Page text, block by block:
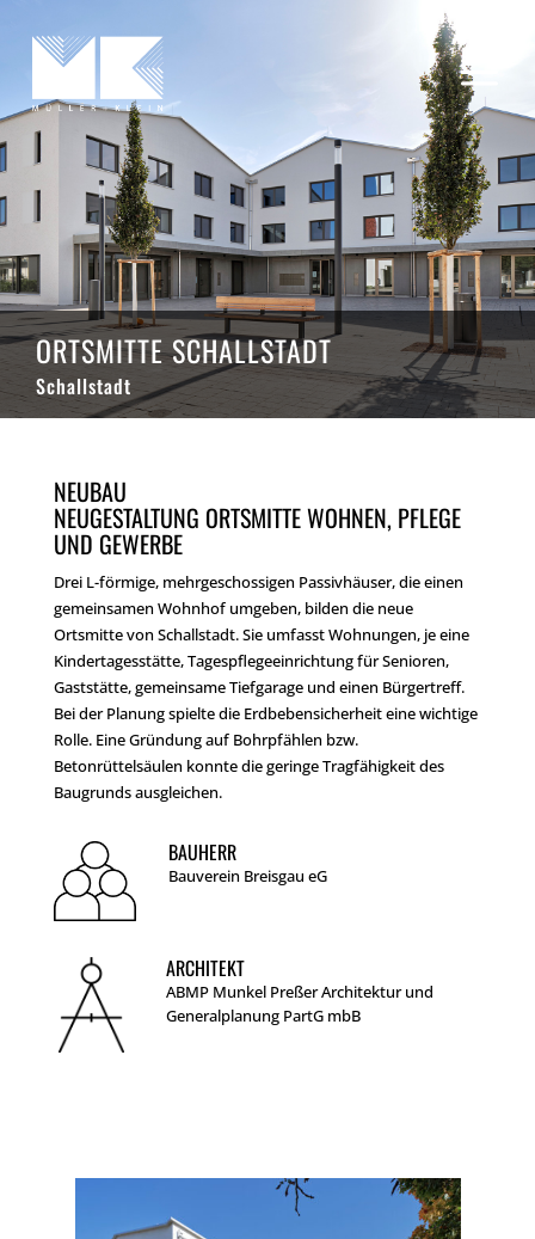
a
ORTSMITTE SCHALLSTADT
Schallstadt
NEUBAU
NEUGESTALTUNG ORTSMITTE WOHNEN, PFLEGE
UND GEWERBE
Drei L-förmige, mehrgeschossigen Passivhäuser, die einen
gemeinsamen Wohnhof umgeben, bilden die neue
Ortsmitte von Schallstadt. Sie umfasst Wohnungen, je eine
Kindertagesstätte, Tagespflegeeinrichtung für Senioren,
Gaststätte, gemeinsame Tiefgarage und einen Bürgertreff.
Bei der Planung spielte die Erdbebensicherheit eine wichtige
Rolle. Eine Gründung auf Bohrpfählen bzw.
Betonrüttelsäulen konnte die geringe Tragfähigkeit des
Baugrunds ausgleichen.
BAUHERR
Bauverein Breisgau eG
ARCHITEKT
ABMP Munkel Preßer Architektur und
Generalplanung PartG mbB